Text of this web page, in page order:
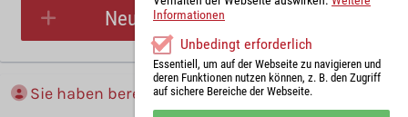
Sie haben bereits ein Konto?
Neue Parkplatzreservierung
Informationen
Unbedingt erforderlich
Essentiell, um auf der Webseite zu navigieren und
deren Funktionen nutzen können, z. B. den Zugriff
auf sichere Bereiche der Webseite.